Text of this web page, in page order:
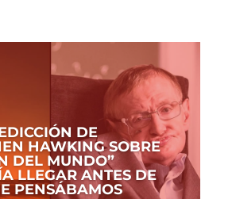
DE
HAWKING SOBRE
DEL MUNDO”
LLEGAR ANTES DE
PENSÁBAMOS